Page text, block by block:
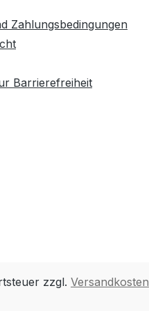
Zahlungsbedingungen
Barrierefreiheit
zzgl. Versandkosten